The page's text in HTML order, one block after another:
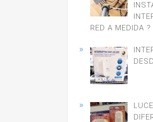
RED A MEDIDA ?